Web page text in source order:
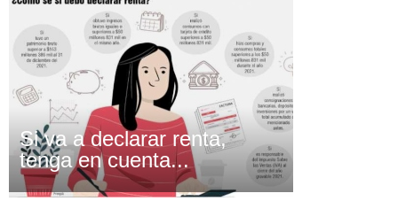
Si va a declarar renta,
tenga en cuenta...